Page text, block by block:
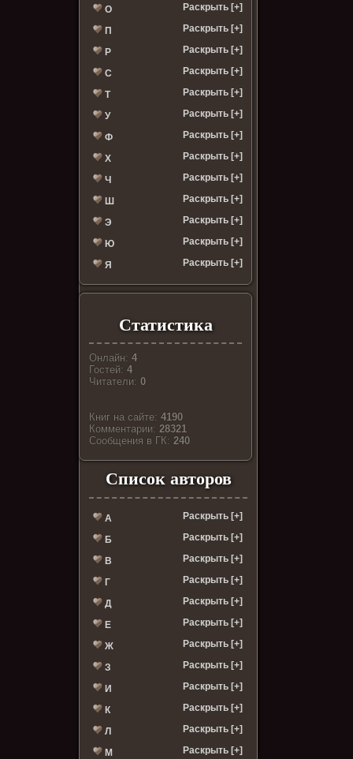
О Раскрыть [+]
П Раскрыть [+]
Р Раскрыть [+]
С Раскрыть [+]
Т Раскрыть [+]
У Раскрыть [+]
Ф Раскрыть [+]
Х Раскрыть [+]
Ч Раскрыть [+]
Ш Раскрыть [+]
Э Раскрыть [+]
Ю Раскрыть [+]
Я Раскрыть [+]
Статистика
Онлайн:4
Гостей:4
Читатели:0
Книг на сайте:4190
Комментарии:28321
Cообщения в ГК:240
Список авторов
А Раскрыть [+]
Б Раскрыть [+]
В Раскрыть [+]
Г Раскрыть [+]
Д Раскрыть [+]
Е Раскрыть [+]
Ж Раскрыть [+]
З Раскрыть [+]
И Раскрыть [+]
К Раскрыть [+]
Л Раскрыть [+]
М Раскрыть [+]